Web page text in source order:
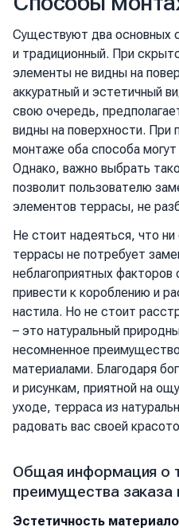
Существуют два основных
и традиционный. При
элементы не видны на
аккуратный и эстетичный
свою очередь,
видны на поверхности. При
монтаже оба способа
Однако, важно выбрать
позволит пользователю
элементов террасы, не
Не стоит надеяться, что
террасы не потребует
неблагоприятных
привести к короблению и
настила. Но не стоит
– это натуральный
несомненное
материалами. Благодаря
и рисункам, приятной на
уходе, терраса из
радовать вас своей
Общая информация о
преимущества заказа
Эстетичность